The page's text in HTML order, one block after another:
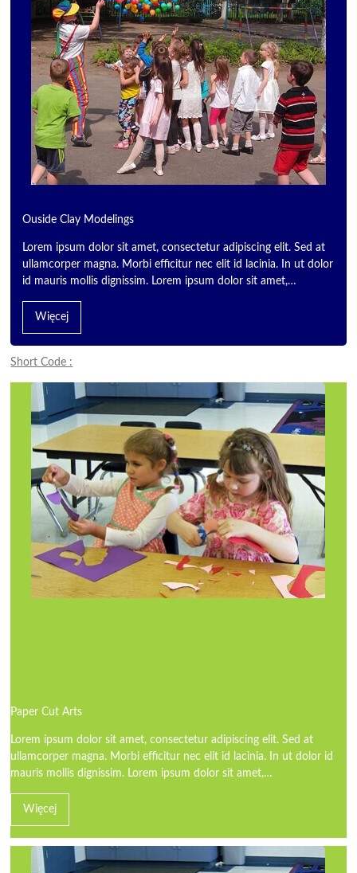
Ouside Clay Modelings
Lorem ipsum dolor sit amet, consectetur adipiscing elit. Sed at
ullamcorper magna. Morbi efficitur nec elit id lacinia. In ut dolor
id mauris mollis dignissim. Lorem ipsum dolor sit amet,…
Więcej
Short Code :
Paper Cut Arts
Lorem ipsum dolor sit amet, consectetur adipiscing elit. Sed at
ullamcorper magna. Morbi efficitur nec elit id lacinia. In ut dolor id
mauris mollis dignissim. Lorem ipsum dolor sit amet,…
Więcej